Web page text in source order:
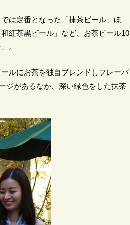
は定番となった「抹茶ビール」ほ
紅茶黒ビール」など、お茶ビール10
。
ルにお茶を独自ブレンドしフレーバ
ジがあるなか、深い緑色をした抹茶